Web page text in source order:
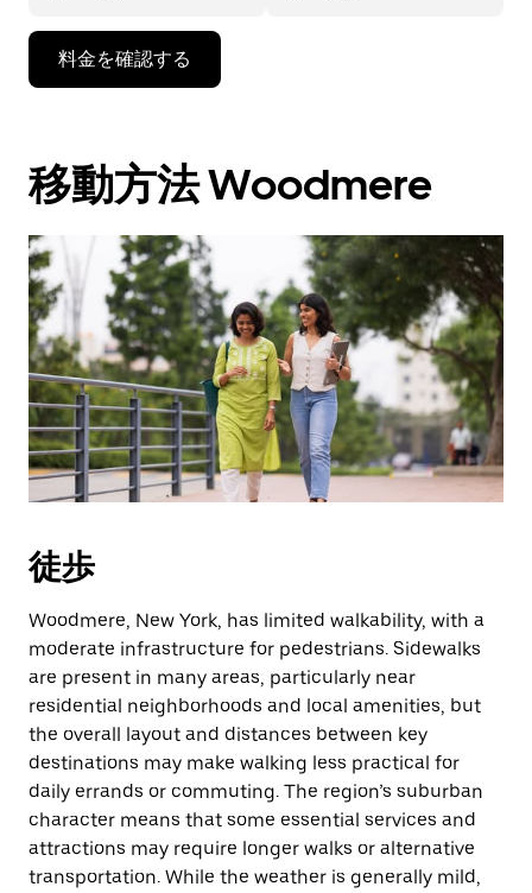
で
カ
ン
ダ
ー
を
操
作
し、
日
付
を
選
し
ま
ESC
ボ
で
カ
レ
ン
ダ
ー
を
料金を確認する
移動方法 Woodmere
徒歩
Woodmere, New York, has limited walkability, with a
moderate infrastructure for pedestrians. Sidewalks
are present in many areas, particularly near
residential neighborhoods and local amenities, but
the overall layout and distances between key
destinations may make walking less practical for
daily errands or commuting. The region’s suburban
character means that some essential services and
attractions may require longer walks or alternative
transportation. While the weather is generally mild,